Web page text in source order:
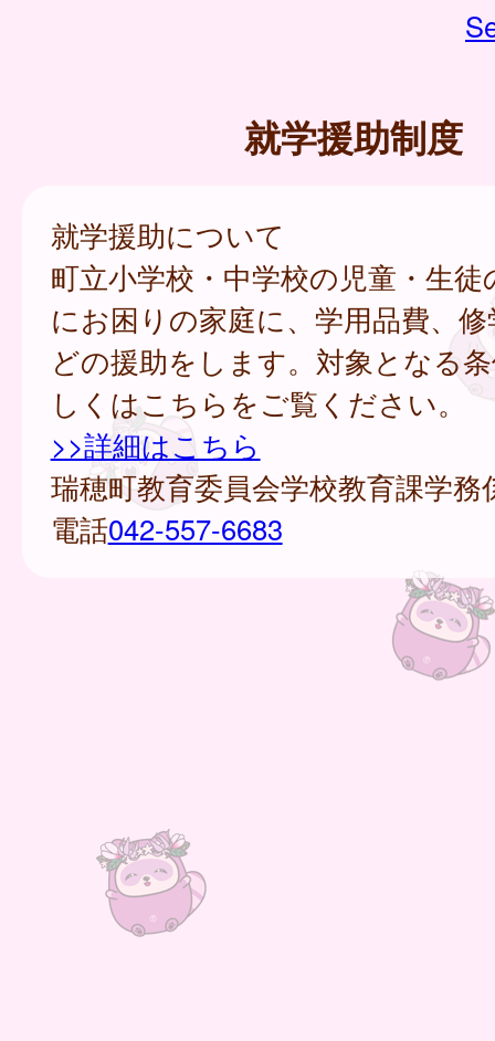
就学援助制度
就学援助について
町立小学校・中学校の児童・生徒
にお困りの家庭に、学用品費、
どの援助をします。対象となる
しくはこちらをご覧ください。
>>詳細はこちら
瑞穂町教育委員会学校教育課学務
電話042-557-6683